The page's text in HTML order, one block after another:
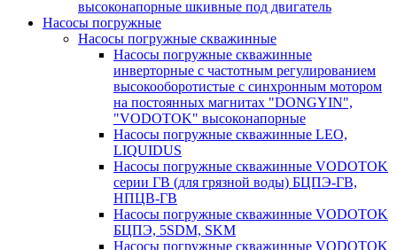
высоконапорные шкивные под двигатель
Насосы погружные
Насосы погружные скважинные
Насосы погружные скважинные
инверторные с частотным регулированием
высокооборотистые с синхронным мотором
на постоянных магнитах "DONGYIN",
"VODOTOK" высоконапорные
Насосы погружные скважинные LEO,
LIQUIDUS
Насосы погружные скважинные VODOTOK
серии ГВ (для грязной воды) БЦПЭ-ГВ,
НПЦВ-ГВ
Насосы погружные скважинные VODOTOK
БЦПЭ, 5SDM, SKM
Насосы погружные скважинные VODOTOK